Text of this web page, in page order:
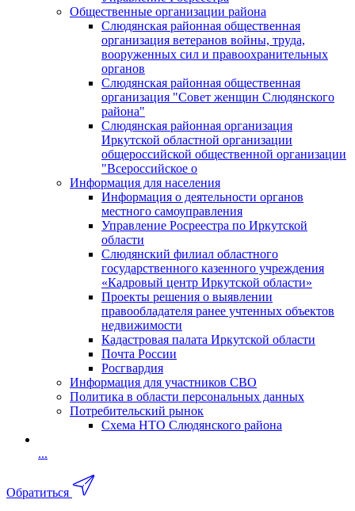
Общественные организации района
Слюдянская районная общественная
организация ветеранов войны, труда,
вооруженных сил и правоохранительных
органов
Слюдянская районная общественная
организация "Совет женщин Слюдянского
района"
Слюдянская районная организация
Иркутской областной организации
общероссийской общественной организации
"Всероссийское о
Информация для населения
Информация о деятельности органов
местного самоуправления
Управление Росреестра по Иркутской
области
Слюдянский филиал областного
государственного казенного учреждения
«Кадровый центр Иркутской области»
Проекты решения о выявлении
правообладателя ранее учтенных объектов
недвижимости
Кадастровая палата Иркутской области
Почта России
Росгвардия
Информация для участников СВО
Политика в области персональных данных
Потребительский рынок
Схема НТО Слюдянского района
...
Обратиться